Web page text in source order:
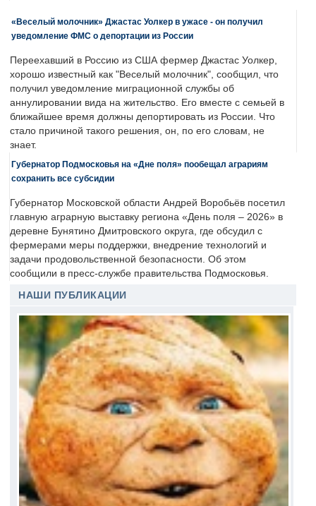
«Веселый молочник» Джастас Уолкер в ужасе - он получил
уведомление ФМС о депортации из России
Переехавший в Россию из США фермер Джастас Уолкер,
хорошо известный как "Веселый молочник", сообщил, что
получил уведомление миграционной службы об
аннулировании вида на жительство. Его вместе с семьей в
ближайшее время должны депортировать из России. Что
стало причиной такого решения, он, по его словам, не
знает.
Губернатор Подмосковья на «Дне поля» пообещал аграриям
сохранить все субсидии
Губернатор Московской области Андрей Воробьёв посетил
главную аграрную выставку региона «День поля – 2026» в
деревне Бунятино Дмитровского округа, где обсудил с
фермерами меры поддержки, внедрение технологий и
задачи продовольственной безопасности. Об этом
сообщили в пресс-службе правительства Подмосковья.
НАШИ ПУБЛИКАЦИИ